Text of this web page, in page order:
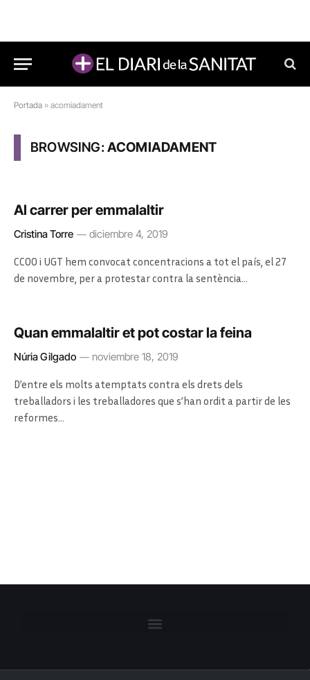
Portada » acomiadament
BROWSING:ACOMIADAMENT
Al carrer per emmalaltir
Cristina Torre diciembre 4, 2019
CCOO i UGT hem convocat concentracions a tot el país, el 27
de novembre, per a protestar contra la sentència…
Quan emmalaltir et pot costar la feina
Núria Gilgado noviembre 18, 2019
D’entre els molts atemptats contra els drets dels
treballadors i les treballadores que s’han ordit a partir de les
reformes…